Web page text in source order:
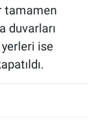
tamamen
duvarları
ise